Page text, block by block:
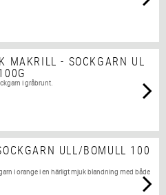
MAKRILL - SOCKGARN UL
i gråbrunt.
ULL/BOMULL 100
i orange i en härligt mjuk blandning med både